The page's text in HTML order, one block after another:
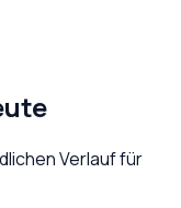
Verlauf für